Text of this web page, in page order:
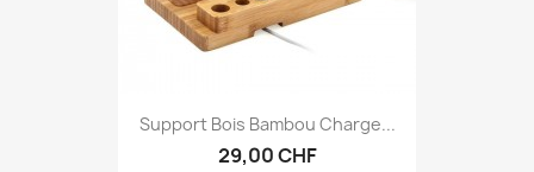
Support Bois Bambou Charge...
29,00 CHF